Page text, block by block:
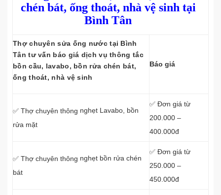
chén bát, ống thoát, nhà vệ sinh tại
Bình Tân
Thợ chuyên sửa ống nước tại Bình
Tân tư vấn báo giá dịch vụ thông tắc
bồn cầu, lavabo, bồn rửa chén bát,
ống thoát, nhà vệ sinh
Báo giá
✅ Thợ chuyên thông nghẹt Lavabo, bồn
rửa mặt
✅ Đơn giá từ
200.000 –
400.000đ
✅ Thợ chuyên thông nghẹt bồn rửa chén
bát
✅ Đơn giá từ
250.000 –
450.000đ